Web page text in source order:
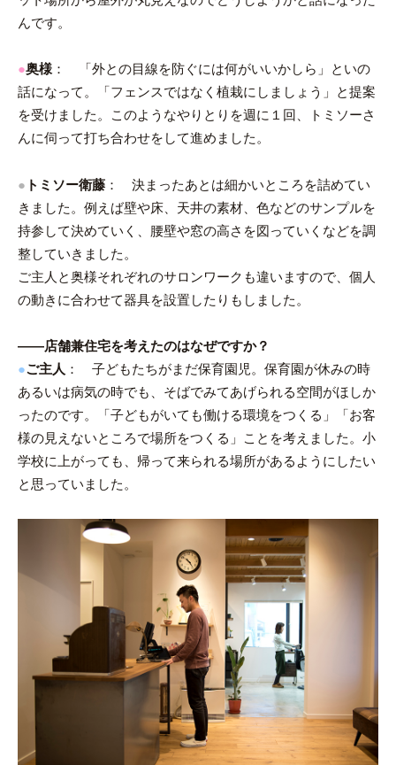
んです。
●奥様： 「外との目線を防ぐには何がいいかしら」といの
話になって。「フェンスではなく植栽にしましょう」と提案
を受けました。このようなやりとりを週に１回、トミソーさ
んに伺って打ち合わせをして進めました。
● トミソー衛藤 ： 決まったあとは細かいところを詰めてい
きました。例えば壁や床、天井の素材、色などのサンプルを
持参して決めていく、腰壁や窓の高さを図っていくなどを調
整していきました。
ご主人と奥様それぞれのサロンワークも違いますので、個人
の動きに合わせて器具を設置したりもしました。
――店舗兼住宅を考えたのはなぜですか？
●ご主人 ： 子どもたちがまだ保育園児。保育園が休みの時
あるいは病気の時でも、そばでみてあげられる空間がほしか
ったのです。「子どもがいても働ける環境をつくる」「お客
様の見えないところで場所をつくる」ことを考えました。小
学校に上がっても、帰って来られる場所があるようにしたい
と思っていました。